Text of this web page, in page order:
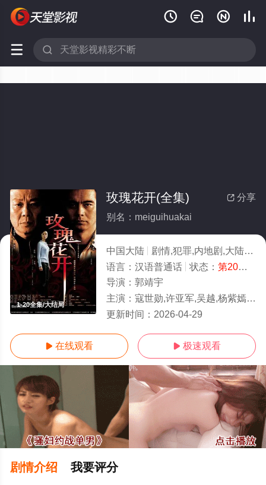
   
 
1-20全集/大结局
 分享
玫瑰花开(全集)
别名：meiguihuakai
中国大陆 剧情,犯罪,内地剧,大陆
语言： 汉语普通话 状态： 第20集已完结
导演： 郭靖宇
主演： 寇世勋,许亚军,吴越,杨紫嫣,臧倩,李芸,范艳,牛宝军,王长立,陈笑非,廖忠,李蓬,王宁,王奕权,刘欢,成晖,迟国栋,彭志东,孔庆三,郭秋成
更新时间： 2026-04-29
 在线观看  极速观看
剧情介绍 我要评分